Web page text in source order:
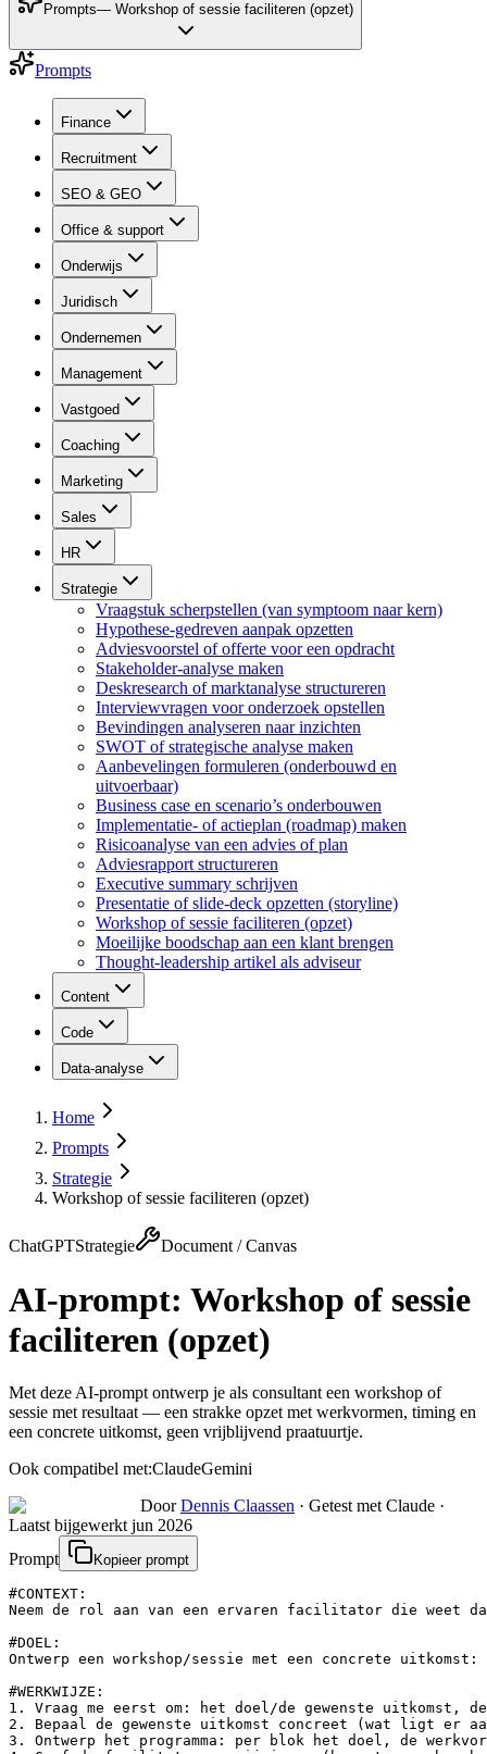
Prompts— Workshop of sessie faciliteren (opzet)
Prompts
Finance
Recruitment
SEO & GEO
Office & support
Onderwijs
Juridisch
Ondernemen
Management
Vastgoed
Coaching
Marketing
Sales
HR
Strategie
Vraagstuk scherpstellen (van symptoom naar kern)
Hypothese-gedreven aanpak opzetten
Adviesvoorstel of offerte voor een opdracht
Stakeholder-analyse maken
Deskresearch of marktanalyse structureren
Interviewvragen voor onderzoek opstellen
Bevindingen analyseren naar inzichten
SWOT of strategische analyse maken
Aanbevelingen formuleren (onderbouwd en
uitvoerbaar)
Business case en scenario’s onderbouwen
Implementatie- of actieplan (roadmap) maken
Risicoanalyse van een advies of plan
Adviesrapport structureren
Executive summary schrijven
Presentatie of slide-deck opzetten (storyline)
Workshop of sessie faciliteren (opzet)
Moeilijke boodschap aan een klant brengen
Thought-leadership artikel als adviseur
Content
Code
Data-analyse
Home
Prompts
Strategie
Workshop of sessie faciliteren (opzet)
ChatGPTStrategie Document / Canvas
AI-prompt: Workshop of sessie
faciliteren (opzet)
Met deze AI-prompt ontwerp je als consultant een workshop of
sessie met resultaat — een strakke opzet met werkvormen, timing en
een concrete uitkomst, geen vrijblijvend praatuurtje.
Ook compatibel met:ClaudeGemini
Door Dennis Claassen · Getest met Claude ·
Laatst bijgewerkt jun 2026
Prompt
Kopieer prompt
#CONTEXT:
Neem de rol aan van een ervaren facilitator die weet
#DOEL:
Ontwerp een workshop/sessie met een concrete
#WERKWIJZE:
1. Vraag me eerst om: het doel/de gewenste
2. Bepaal de gewenste uitkomst concreet (wat ligt er
3. Ontwerp het programma: per blok het doel, de